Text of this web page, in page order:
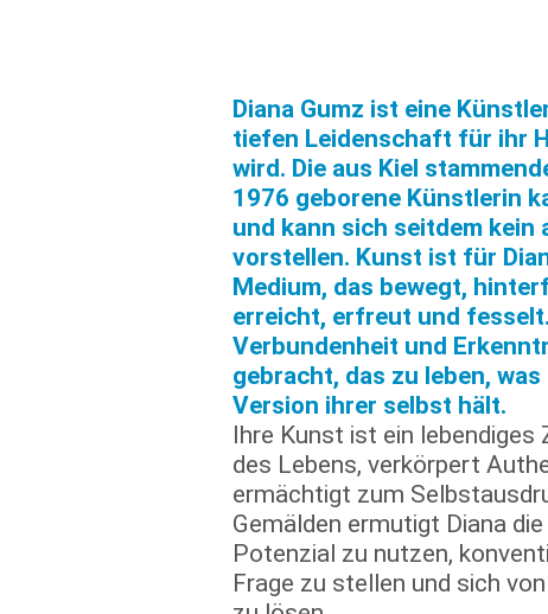
Diana Gumz ist eine
tiefen Leidenschaft für ihr
wird. Die aus Kiel
1976 geborene Künstlerin
und kann sich seitdem kein
vorstellen. Kunst ist für
Medium, das bewegt,
erreicht, erfreut und
Verbundenheit und
gebracht, das zu leben,
Version ihrer selbst hält.
Ihre Kunst ist ein lebendiges
des Lebens, verkörpert
ermächtigt zum
Gemälden ermutigt Diana
Potenzial zu nutzen,
Frage zu stellen und sich